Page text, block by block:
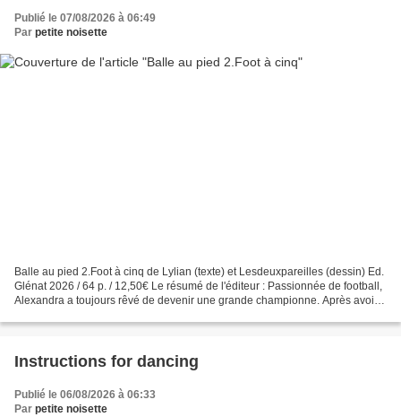
Publié le 07/08/2026 à 06:49
Par petite noisette
Balle au pied 2.Foot à cinq de Lylian (texte) et Lesdeuxpareilles (dessin) Ed.
Glénat 2026 / 64 p. / 12,50€ Le résumé de l'éditeur : Passionnée de football,
Alexandra a toujours rêvé de devenir une grande championne. Après avoir
Instructions for dancing
Publié le 06/08/2026 à 06:33
Par petite noisette